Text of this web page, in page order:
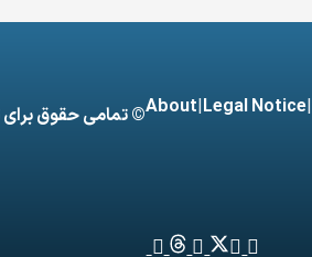
|
Legal Notice
|
About© تمامی حقوق